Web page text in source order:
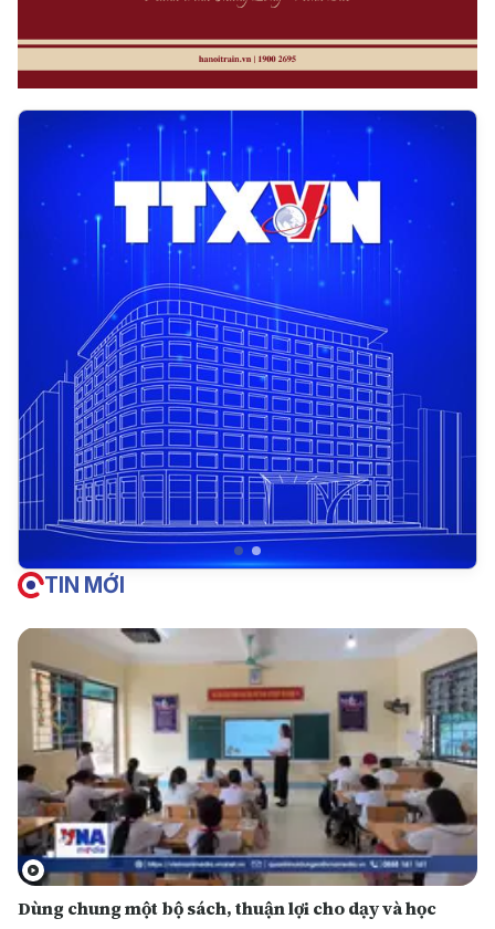
TIN MỚI
Dùng chung một bộ sách, thuận lợi cho dạy và học